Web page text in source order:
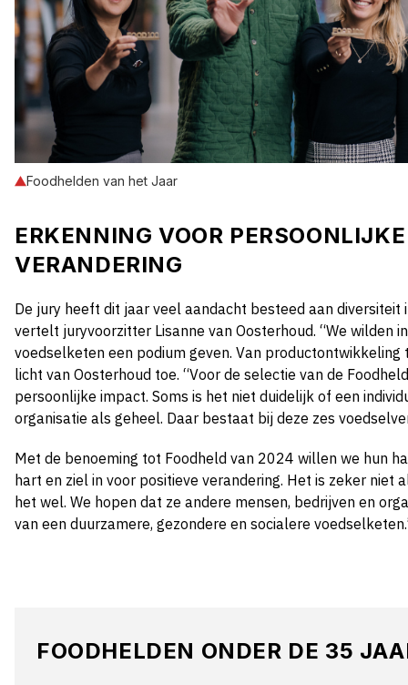
Foodhelden van het Jaar
ERKENNING VOOR
VERANDERING
De jury heeft dit jaar veel aandacht besteed aan diversiteit
vertelt juryvoorzitter Lisanne van Oosterhoud. “We wilden
voedselketen een podium geven. Van
licht van Oosterhoud toe. “Voor de selectie van de
persoonlijke impact. Soms is het niet duidelijk of een
organisatie als geheel. Daar bestaat bij deze zes
Met de benoeming tot Foodheld van 2024 willen we hun
hart en ziel in voor positieve verandering. Het is zeker niet
het wel. We hopen dat ze andere mensen, bedrijven en
van een duurzamere, gezondere en socialere
FOODHELDEN ONDER DE 35